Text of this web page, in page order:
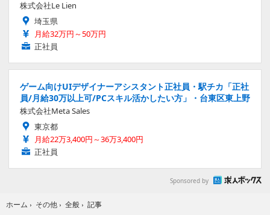
株式会社Le Lien
埼玉県
月給32万円～50万円
正社員
ゲーム向けUIデザイナーアシスタント正社員・駅チカ「正社
員/月給30万以上可/PCスキル活かしたい方」・台東区東上野
株式会社Meta Sales
東京都
月給22万3,400円～36万3,400円
正社員
Sponsored by
ホーム › その他 › 全般 › 記事